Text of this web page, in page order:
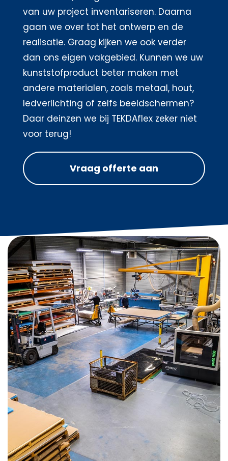
van uw project inventariseren. Daarna
gaan we over tot het ontwerp en de
realisatie. Graag kijken we ook verder
dan ons eigen vakgebied. Kunnen we uw
kunststofproduct beter maken met
andere materialen, zoals metaal, hout,
ledverlichting of zelfs beeldschermen?
Daar deinzen we bij TEKDAflex zeker niet
voor terug!
Vraag offerte aan